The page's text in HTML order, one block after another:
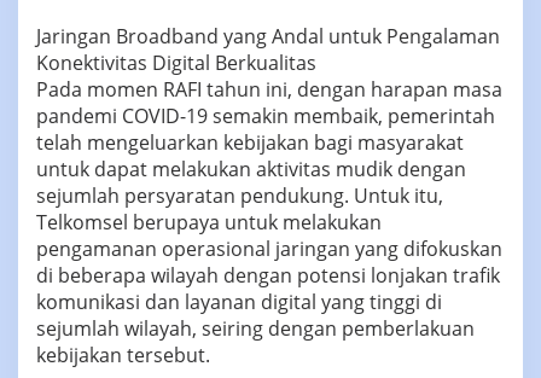
Jaringan Broadband yang Andal untuk Pengalaman
Konektivitas Digital Berkualitas
Pada momen RAFI tahun ini, dengan harapan masa
pandemi COVID-19 semakin membaik, pemerintah
telah mengeluarkan kebijakan bagi masyarakat
untuk dapat melakukan aktivitas mudik dengan
sejumlah persyaratan pendukung. Untuk itu,
Telkomsel berupaya untuk melakukan
pengamanan operasional jaringan yang difokuskan
di beberapa wilayah dengan potensi lonjakan trafik
komunikasi dan layanan digital yang tinggi di
sejumlah wilayah, seiring dengan pemberlakuan
kebijakan tersebut.